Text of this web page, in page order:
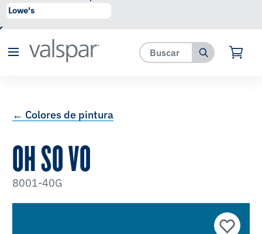
se ha agregado a favoritos.
← Colores de pintura
OH SO VO
8001-40G